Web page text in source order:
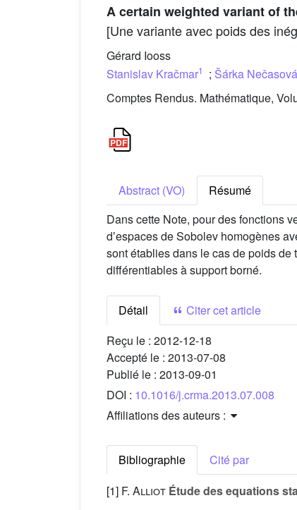
A certain weighted variant of
[Une variante avec poids des
Gérard Iooss
Stanislav Kračmar1 ; Šárka Nečasová
Comptes Rendus. Mathématique,
Abstract (VO)
Résumé
Dans cette Note, pour des fonctions
dʼespaces de Sobolev homogènes
sont établies dans le cas de poids
différentiables à support borné.
Détail
Citer cet article
Reçu le : 2012-12-18
Accepté le : 2013-07-08
Publié le : 2013-09-01
DOI : 10.1016/j.crma.2013.07.008
Affiliations des auteurs :
Bibliographie
Cité par
[1] F. Alliot Étude des equations